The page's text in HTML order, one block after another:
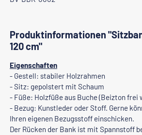
Produktinformationen
120 cm"
Eigenschaften
- Gestell: stabiler Holzrahmen
- Sitz: gepolstert mit Schaum
- Füße: Holzfüße aus Buche (Beizton frei
- Bezug: Kunstleder oder Stoff. Gerne
Ihren eigenen Bezugsstoff einschicken.
Der Rücken der Bank ist mit Spannstoff